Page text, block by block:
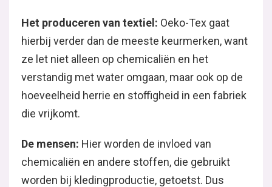
Het produceren van textiel: Oeko-Tex gaat
hierbij verder dan de meeste keurmerken, want
ze let niet alleen op chemicaliën en het
verstandig met water omgaan, maar ook op de
hoeveelheid herrie en stoffigheid in een fabriek
die vrijkomt.
De mensen: Hier worden de invloed van
chemicaliën en andere stoffen, die gebruikt
worden bij kledingproductie, getoetst. Dus